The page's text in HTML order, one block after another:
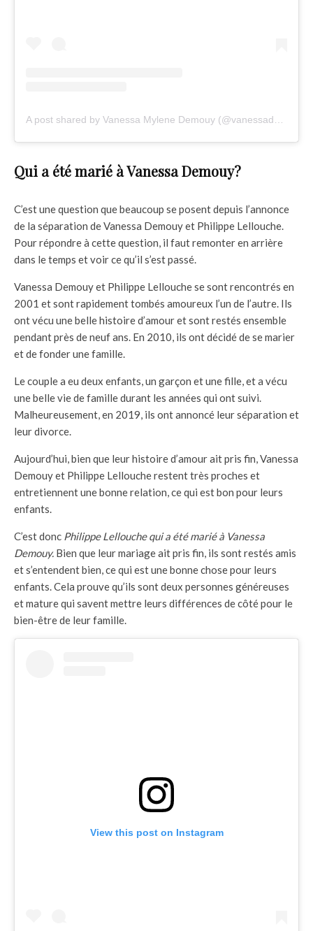
A post shared by Vanessa Mylene Demouy (@vanessademouy)
Qui a été marié à Vanessa Demouy?
C’est une question que beaucoup se posent depuis l’annonce
de la séparation de Vanessa Demouy et Philippe Lellouche.
Pour répondre à cette question, il faut remonter en arrière
dans le temps et voir ce qu’il s’est passé.
Vanessa Demouy et Philippe Lellouche se sont rencontrés en
2001 et sont rapidement tombés amoureux l’un de l’autre. Ils
ont vécu une belle histoire d’amour et sont restés ensemble
pendant près de neuf ans. En 2010, ils ont décidé de se marier
et de fonder une famille.
Le couple a eu deux enfants, un garçon et une fille, et a vécu
une belle vie de famille durant les années qui ont suivi.
Malheureusement, en 2019, ils ont annoncé leur séparation et
leur divorce.
Aujourd’hui, bien que leur histoire d’amour ait pris fin, Vanessa
Demouy et Philippe Lellouche restent très proches et
entretiennent une bonne relation, ce qui est bon pour leurs
enfants.
C’est donc Philippe Lellouche qui a été marié à Vanessa
Demouy. Bien que leur mariage ait pris fin, ils sont restés amis
et s’entendent bien, ce qui est une bonne chose pour leurs
enfants. Cela prouve qu’ils sont deux personnes généreuses
et mature qui savent mettre leurs différences de côté pour le
bien-être de leur famille.
View this post on Instagram